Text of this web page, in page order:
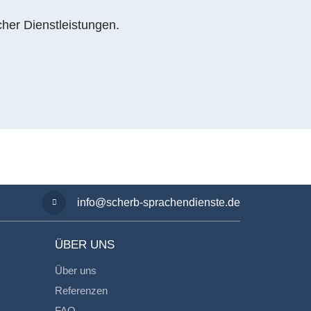
Dienstleistungen.
info@scherb-sprachendienste.de
ÜBER UNS
Über uns
Referenzen